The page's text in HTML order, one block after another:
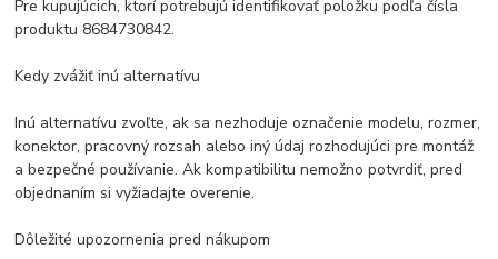
Pre kupujúcich, ktorí potrebujú identifikovať položku podľa čísla
produktu 8684730842.
Kedy zvážiť inú alternatívu
Inú alternatívu zvoľte, ak sa nezhoduje označenie modelu, rozmer,
konektor, pracovný rozsah alebo iný údaj rozhodujúci pre montáž
a bezpečné používanie. Ak kompatibilitu nemožno potvrdiť, pred
objednaním si vyžiadajte overenie.
Dôležité upozornenia pred nákupom